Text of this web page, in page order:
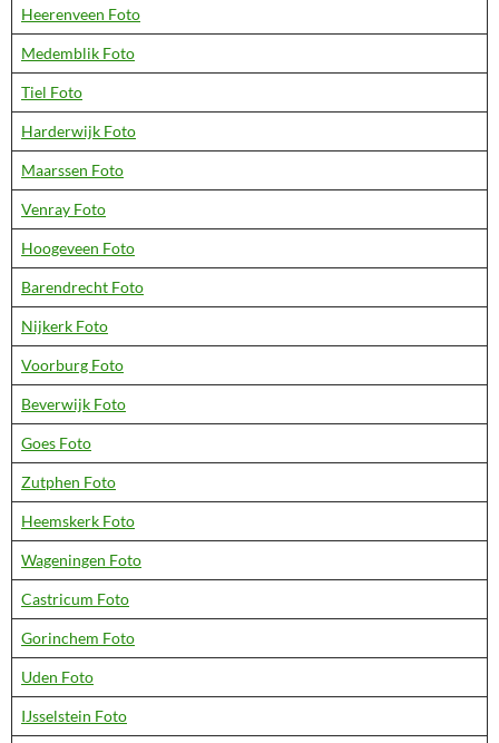
Heerenveen Foto
Medemblik Foto
Tiel Foto
Harderwijk Foto
Maarssen Foto
Venray Foto
Hoogeveen Foto
Barendrecht Foto
Nijkerk Foto
Voorburg Foto
Beverwijk Foto
Goes Foto
Zutphen Foto
Heemskerk Foto
Wageningen Foto
Castricum Foto
Gorinchem Foto
Uden Foto
IJsselstein Foto